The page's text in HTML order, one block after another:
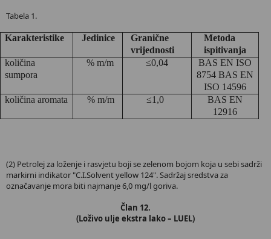
Tabela 1.
Karakteristike Jedinice
Granične
vrijednosti
Metoda
ispitivanja
količina
sumpora
% m/m ≤0,04
BAS EN ISO
8754 BAS EN
ISO 14596
količina aromata
% m/m ≤1,0
BAS EN
12916
(2) Petrolej za loženje i rasvjetu boji se zelenom bojom koja u sebi sadrži
markirni indikator "C.I.Solvent yellow 124". Sadržaj sredstva za
označavanje mora biti najmanje 6,0 mg/l goriva.
Član 12.
(Loživo ulje ekstra lako – LUEL)